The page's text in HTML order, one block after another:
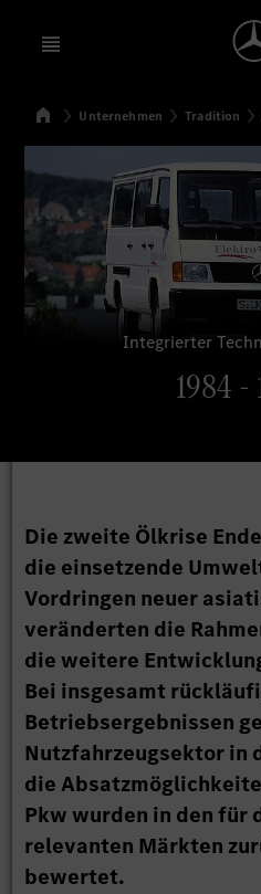
Open menu
SuchenStartseite
Unternehmen Tradition
Integrierter
1984 -
Die zweite Ölkrise
die einsetzende
Vordringen neuer
veränderten die
die weitere
Bei insgesamt
Betriebsergebnissen
Nutzfahrzeugsektor in
die
Pkw wurden in den für
relevanten Märkten
bewertet.